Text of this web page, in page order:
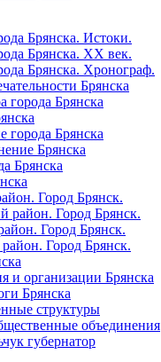
Брянска. Истоки.
Брянска. XX век.
Брянска. Хронограф.
Брянска
города Брянска
города Брянска
Брянска
Брянска
Город Брянск.
район. Город Брянск.
Город Брянск.
Город Брянск.
и организации Брянска
Брянска
структуры
объединения
губернатор